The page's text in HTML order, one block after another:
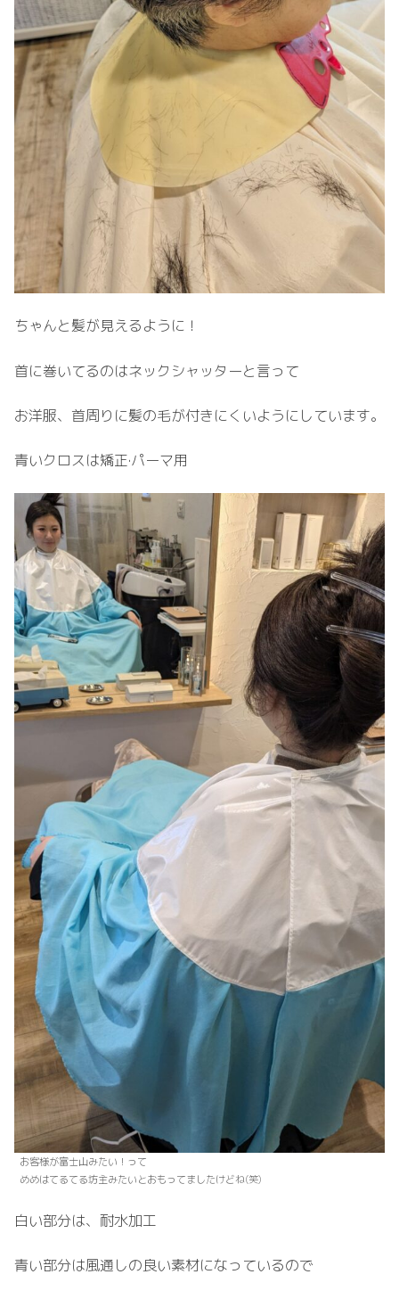
ちゃんと髪が見えるように！
首に巻いてるのはネックシャッターと言って
お洋服、首周りに髪の毛が付きにくいようにしています。
青いクロスは矯正·パーマ用
お客様が富士山みたい！って
めめはてるてる坊主みたいとおもってましたけどね(笑)
白い部分は、耐水加工
青い部分は風通しの良い素材になっているので